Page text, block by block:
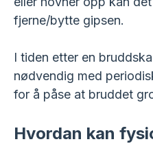
fjerne/bytte gipsen.
I tiden etter en
nødvendig med
for å påse at bruddet
Hvordan kan